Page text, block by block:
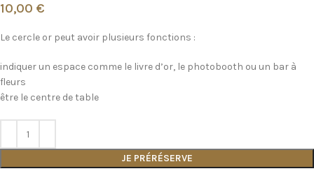
10,00 €
Le cercle or peut avoir plusieurs fonctions :
indiquer un espace comme le livre d’or, le photobooth ou un bar à
fleurs
être le centre de table
JE PRÉRÉSERVE